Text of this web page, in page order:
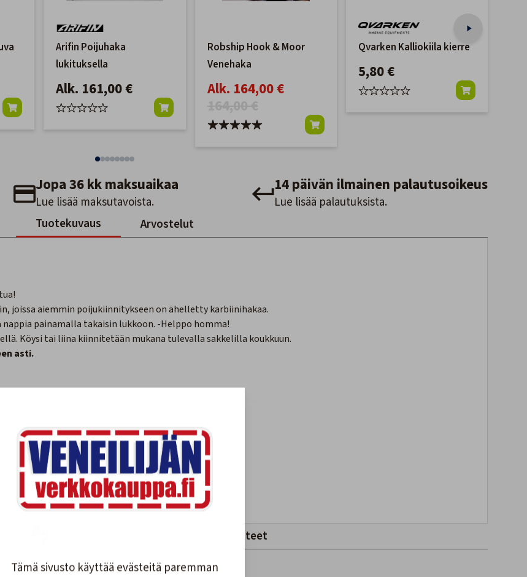
Arifin Poijuhaka
lukituksella
Alk. 161,00 €
Robship Hook & Moor
Venehaka
Alk. 164,00 €
Qvarken Kalliokiila kierre
5,80 €
Jopa 36 kk maksuaikaa
Lue lisää maksutavoista.
14 päivän ilmainen palautusoikeus
Lue lisää palautuksista.
Tuotekuvaus
Arvostelut
joissa aiemmin poijukiinnitykseen on ähelletty karbiinihakaa.
painamalla takaisin lukkoon. -Helppo homma!
Köysi tai liina kiinnitetään mukana tulevalla sakkelilla koukkuun.
asti.
tuotteet Viimeksi katsotut tuotteet
Tämä sivusto käyttää evästeitä paremman